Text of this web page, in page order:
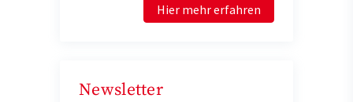
Hier mehr erfahren
Newsletter